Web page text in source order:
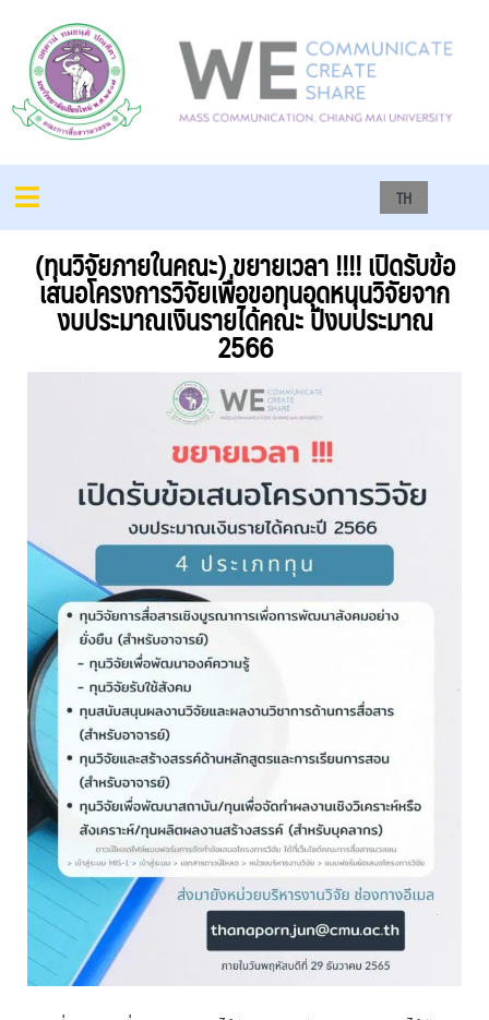
TH
(ทุนวิจัยภายในคณะ) ขยายเวลา !!!! เปิดรับข้อ
เสนอโครงการวิจัยเพื่อขอทุนอุดหนุนวิจัยจาก
งบประมาณเงินรายได้คณะ ปีงบประมาณ
2566